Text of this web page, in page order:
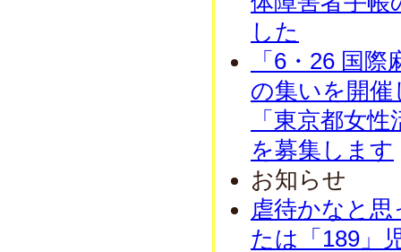
した
「6・26 国
の集いを開催
「東京都女
を募集します
お知らせ
虐待かなと
たは「189」